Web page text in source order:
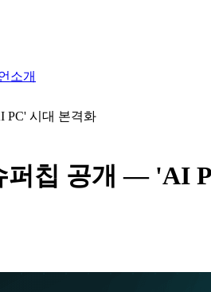
소개
PC' 시대 본격화
퍼칩 공개 — 'AI